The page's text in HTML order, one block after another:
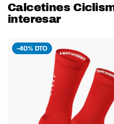
Calcetines
interesar
-40% DTO